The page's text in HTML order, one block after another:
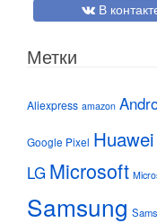
В
Метки
Aliexpress amazon
Google Pixel Huawei
LG Microsoft
Samsung